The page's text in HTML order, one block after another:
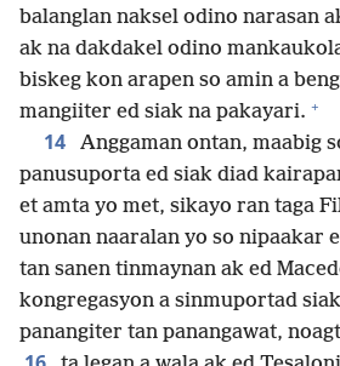
balanglan naksel odino narasan
ak na dakdakel odino
biskeg kon arapen so amin a
mangiiter ed siak na pakayari. +
14
Anggaman ontan, maabig
panusuporta ed siak diad
et amta yo met, sikayo ran taga
unonan naaralan yo so nipaakar
tan sanen tinmaynan ak ed
kongregasyon a sinmuportad
panangiter tan panangawat,